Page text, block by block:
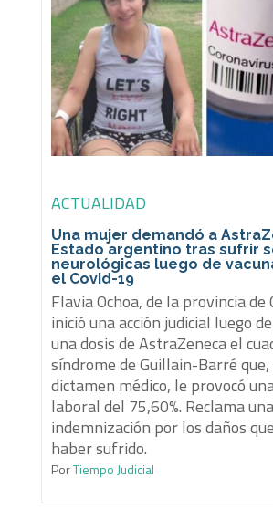
ACTUALIDAD
Una mujer demandó a
Estado argentino tras sufrir
neurológicas luego de
el Covid-19
Flavia Ochoa, de la provincia de
inició una acción judicial luego
una dosis de AstraZeneca el
síndrome de Guillain-Barré que,
dictamen médico, le provocó
laboral del 75,60%. Reclama una
indemnización por los daños
haber sufrido.
PorTiempo Judicial